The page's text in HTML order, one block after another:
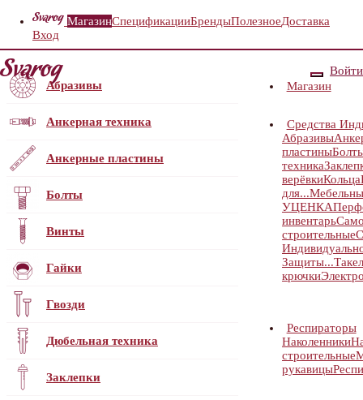
МагазинСпецификацииБрендыПолезноеДоставка
Вход
Войти
Абразивы
Анкерная техника
Анкерные пластины
Болты
Винты
Гайки
Гвозди
Дюбельная техника
Заклепки
Магазин
Средства
Абразивы
пластины
техника
верёвкиКольца
для...
УЦЕНКА
инвентарь
строительные
Защиты...
крючки
Респираторы
Наколенники
строительные
рукавицы